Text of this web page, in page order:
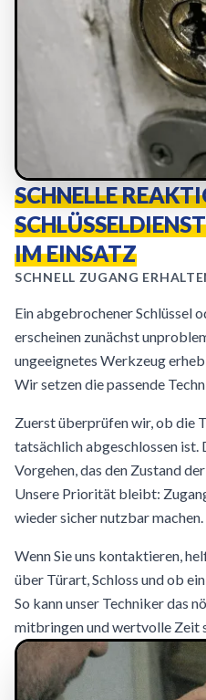
SCHNELLE
IM EINSATZ
SCHNELL ZUGANG
Ein abgebrochener Schlüssel
erscheinen zunächst
ungeeignetes Werkzeug
Wir setzen die passende
Zuerst überprüfen wir, ob die
tatsächlich abgeschlossen ist.
Vorgehen, das den Zustand
Unsere Priorität bleibt:
wieder sicher nutzbar machen.
Wenn Sie uns kontaktieren,
über Türart, Schloss und ob
So kann unser Techniker das
mitbringen und wertvolle Zeit